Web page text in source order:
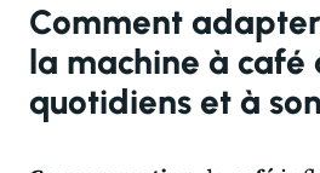
Comment
la machine à café
quotidiens et à